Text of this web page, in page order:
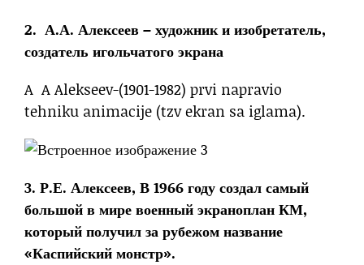
2. А.А. Алексеев – художник и изобретатель,
создатель игольчатого экрана
A A Alekseev-(1901-1982) prvi napravio
tehniku animacije (tzv ekran sa iglama).
3. Р.Е. Алексеев, В 1966 году создал самый
большой в мире военный экраноплан КМ,
который получил за рубежом название
«Каспийский монстр».